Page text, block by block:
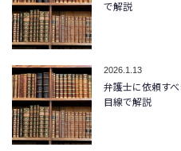
で解説
2026.1.13
弁護士に依頼す
目線で解説